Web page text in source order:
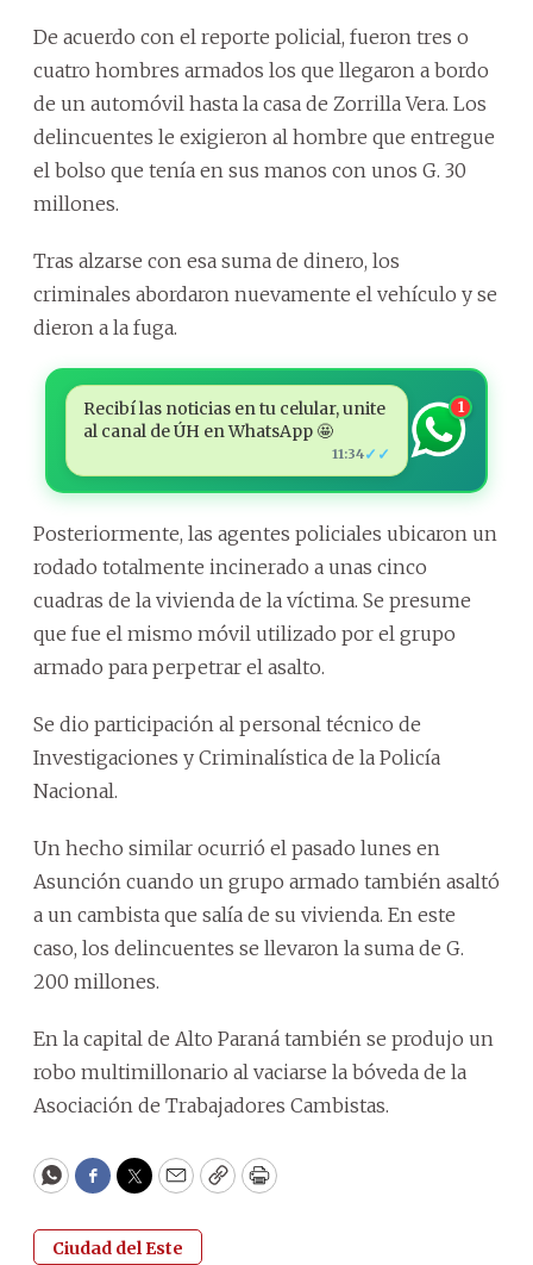
De acuerdo con el reporte policial, fueron tres o
cuatro hombres armados los que llegaron a bordo
de un automóvil hasta la casa de Zorrilla Vera. Los
delincuentes le exigieron al hombre que entregue
el bolso que tenía en sus manos con unos G. 30
millones.
Tras alzarse con esa suma de dinero, los
criminales abordaron nuevamente el vehículo y se
dieron a la fuga.
Recibí las noticias en tu celular, unite
al canal de ÚH en WhatsApp 🤩
11:34✓✓
1
Posteriormente, las agentes policiales ubicaron un
rodado totalmente incinerado a unas cinco
cuadras de la vivienda de la víctima. Se presume
que fue el mismo móvil utilizado por el grupo
armado para perpetrar el asalto.
Se dio participación al personal técnico de
Investigaciones y Criminalística de la Policía
Nacional.
Un hecho similar ocurrió el pasado lunes en
Asunción cuando un grupo armado también asaltó
a un cambista que salía de su vivienda. En este
caso, los delincuentes se llevaron la suma de G.
200 millones.
En la capital de Alto Paraná también se produjo un
robo multimillonario al vaciarse la bóveda de la
Asociación de Trabajadores Cambistas.
WhatsApp
Facebook
Twitter
EmailCopyPrint
Ciudad del Este